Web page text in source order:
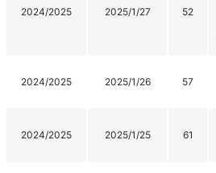
2024/2025 2025/1/27 52
2024/2025 2025/1/26 57
2024/2025 2025/1/25 61